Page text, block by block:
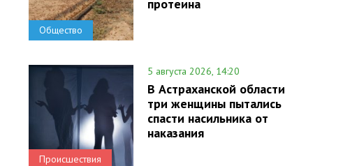
Общество
протеина
Происшествия
5 августа 2026, 14:20
В Астраханской области
три женщины пытались
спасти насильника от
наказания